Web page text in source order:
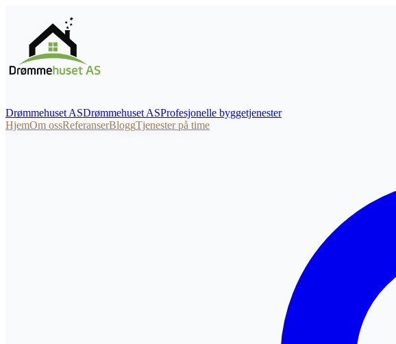
Drømmehuset ASDrømmehuset ASProfesjonelle byggetjenester
HjemOm ossReferanserBloggTjenester på time